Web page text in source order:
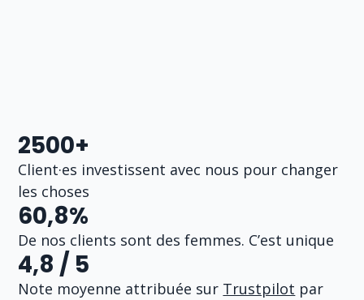
2500+
Client·es investissent avec nous pour changer
les choses
60,8%
De nos clients sont des femmes. C’est unique
4,8 / 5
Note moyenne attribuée sur Trustpilot par